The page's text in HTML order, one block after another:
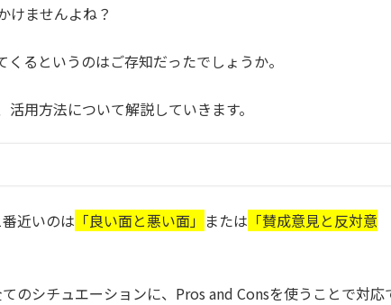
ませんよね？
るというのはご存知だったでしょうか。
用方法について解説していきます。
近いのは 「良い面と悪い面」 または 「賛成意見と反対意
のシチュエーションに、Pros and Consを使うことで対応